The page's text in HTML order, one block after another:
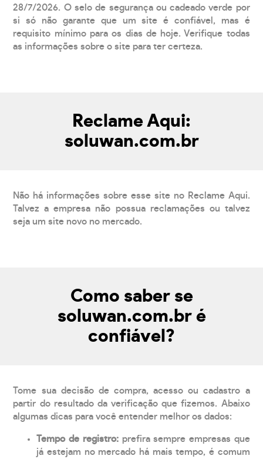
28/7/2026. O selo de segurança ou cadeado verde por
si só não garante que um site é confiável, mas é
requisito mínimo para os dias de hoje. Verifique todas
as informações sobre o site para ter certeza.
Reclame Aqui:
soluwan.com.br
Não há informações sobre esse site no Reclame Aqui.
Talvez a empresa não possua reclamações ou talvez
seja um site novo no mercado.
Como saber se
soluwan.com.br é
confiável?
Tome sua decisão de compra, acesso ou cadastro a
partir do resultado da verificação que fizemos. Abaixo
algumas dicas para você entender melhor os dados:
Tempo de registro: prefira sempre empresas que
já estejam no mercado há mais tempo, é comum